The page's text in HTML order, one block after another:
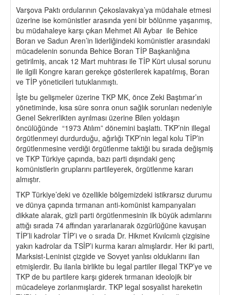
Varşova Paktı ordularının Çekoslavakya’ya müdahale etmesi
üzerine ise komünistler arasında yeni bir bölünme yaşanmış,
bu müdahaleye karşı çıkan Mehmet Ali Aybar ile Behice
Boran ve Sadun Aren’in liderliğindeki komünistler arasındaki
mücadelenin sonunda Behice Boran TİP Başkanlığına
getirilmiş, ancak 12 Mart muhtırası ile TİP Kürt ulusal sorunu
ile ilgili Kongre kararı gerekçe gösterilerek kapatılmış, Boran
ve TİP yöneticileri tutuklanmıştı.
İşte bu gelişmeler üzerine TKP MK, önce Zeki Baştımar’ın
yönetiminde, kısa süre sonra onun sağlık sorunları nedeniyle
Genel Sekrerlikten ayrılması üzerine Bilen yoldaşın
öncülüğünde “1973 Atılım” dönemini başlattı. TKP’nin illegal
örgütlenmeyi durdurduğu, ağırlığı TKP’nin legal kolu TİP’in
örgütlenmesine verdiği örgütlenme taktiği bu sırada değişmiş
ve TKP Türkiye çapında, bazı parti dışındaki genç
komünistlerin gruplarını partileyerek, örgütlenme kararı
almıştır.
TKP Türkiye’deki ve özellikle bölgemizdeki istikrarsız durumu
ve dünya çapında tırmanan anti-komünist kampanyaları
dikkate alarak, gizli parti örgütlenmesinin ilk büyük adımlarını
attığı sırada 74 affından yararlanarak özgürlüğüne kavuşan
TİP’li kadrolar TİP’i ve o sırada Dr. Hikmet Kıvılcımlı çizgisine
yakın kadrolar da TSİP’i kurma kararı almışlardır. Her iki parti,
Marksist-Leninist çizgide ve Sovyet yanlısı olduklarını ilan
etmişlerdir. Bu ilanla birlikte bu legal partiler illegal TKP’ye ve
TKP de bu partilere karşı giderek tırmanan ideolojik bir
mücadeleye zorlanmışlardır. TKP legal sosyalist hareketin